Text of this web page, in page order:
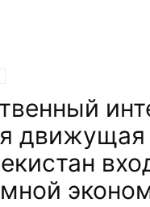
движущая